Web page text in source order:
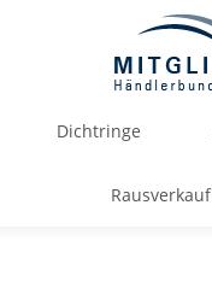
Dichtringe
Rausverkauf